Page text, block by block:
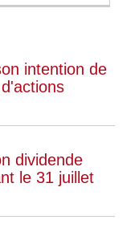
intention de
dividende
le 31 juillet